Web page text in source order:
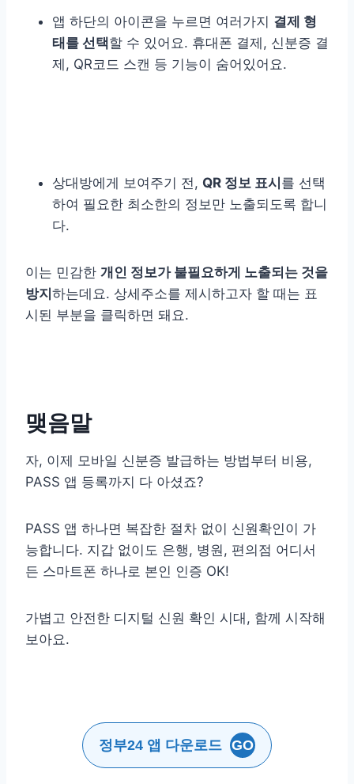
앱 하단의 아이콘을 누르면 여러가지 결제 형
태를 선택할 수 있어요. 휴대폰 결제, 신분증 결
제, QR코드 스캔 등 기능이 숨어있어요.
상대방에게 보여주기 전, QR 정보 표시 를 선택
하여 필요한 최소한의 정보만 노출되도록 합니
다.
이는 민감한 개인 정보가 불필요하게 노출되는 것을
방지 하는데요. 상세주소를 제시하고자 할 때는 표
시된 부분을 클릭하면 돼요.
맺음말
자, 이제 모바일 신분증 발급하는 방법부터 비용,
PASS 앱 등록까지 다 아셨죠?
PASS 앱 하나면 복잡한 절차 없이 신원확인이 가
능합니다. 지갑 없이도 은행, 병원, 편의점 어디서
든 스마트폰 하나로 본인 인증 OK!
가볍고 안전한 디지털 신원 확인 시대, 함께 시작해
보아요.
정부24 앱 다운로드 GO